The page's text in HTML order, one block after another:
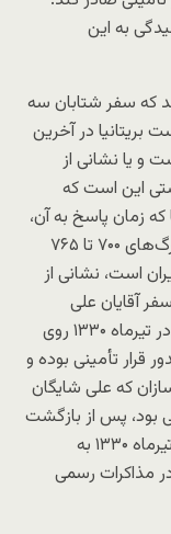
را برای رسیدگی به این
که سفر شتابان سه
بریتانیا در آخرین
است و یا نشانی از
این است که
زمان پاسخ به آن،
دوشنبه ۲۱ بهمن ۱۳۳۰ بود، پاسخ نداد و در برگ‌های ٧۰۰ تا ٧۶۵
است، نشانی از
آقایان علی
شایگان، حسن صدر و اصغرپارسا به لاهه که در تیرماه ۱۳۳۰ روی
قرار تأمینی بوده و
که علی شایگان
بود، پس از بازگشت
از این سفر، ماجرا و انگیزه‌ی سفر را درروز ۳۰ تیرماه ۱۳۳۰ به
مذاکرات رسمی